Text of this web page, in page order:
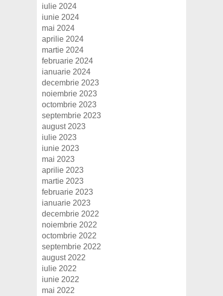
iulie 2024
iunie 2024
mai 2024
aprilie 2024
martie 2024
februarie 2024
ianuarie 2024
decembrie 2023
noiembrie 2023
octombrie 2023
septembrie 2023
august 2023
iulie 2023
iunie 2023
mai 2023
aprilie 2023
martie 2023
februarie 2023
ianuarie 2023
decembrie 2022
noiembrie 2022
octombrie 2022
septembrie 2022
august 2022
iulie 2022
iunie 2022
mai 2022